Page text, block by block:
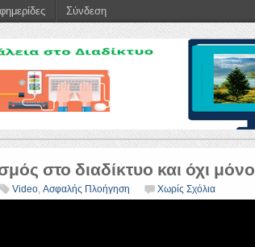
στο διαδίκτυο και όχι μόνο
Video Ασφαλής Πλοήγηση Χωρίς Σχόλια
Σύνδεση